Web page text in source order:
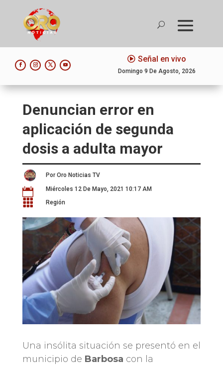
Señal en vivo
Domingo 9 De Agosto, 2026
Denuncian error en
aplicación de segunda
dosis a adulta mayor
Por Oro Noticias TV
 Miércoles 12 De Mayo, 2021 10:17 AM
 Región
Una insólita situación se presentó en el
municipio de Barbosa con la